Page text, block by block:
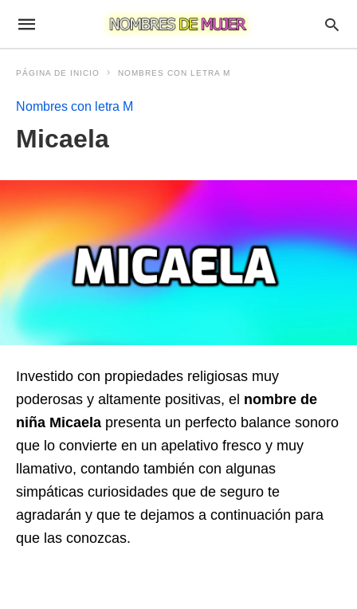
PÁGINA DE INICIO NOMBRES CON LETRA M
Nombres con letra M
Micaela
Investido con propiedades religiosas muy
poderosas y altamente positivas, el nombre de
niña Micaela presenta un perfecto balance sonoro
que lo convierte en un apelativo fresco y muy
llamativo, contando también con algunas
simpáticas curiosidades que de seguro te
agradarán y que te dejamos a continuación para
que las conozcas.